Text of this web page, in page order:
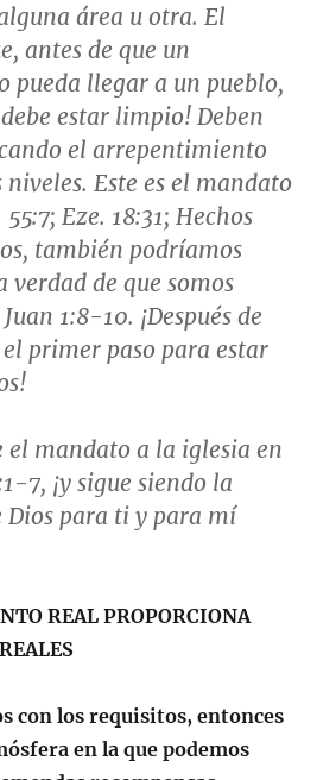
área u otra. El
antes de que un
pueda llegar a un pueblo,
debe estar limpio! Deben
el arrepentimiento
niveles. Este es el mandato
55:7; Eze. 18:31; Hechos
también podríamos
verdad de que somos
Juan 1:8-10. ¡Después de
el primer paso para estar
el mandato a la iglesia en
7, ¡y sigue siendo la
Dios para ti y para mí
REAL PROPORCIONA
con los requisitos, entonces
en la que podemos